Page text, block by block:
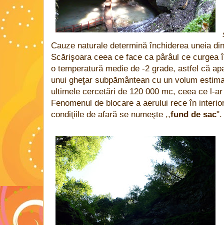
Cauze naturale determină închiderea uneia
Scărişoara ceea ce face ca pârâul ce curgea
o temperatură medie de -2 grade, astfel că
unui gheţar subpământean cu un volum
ultimele cercetări de 120 000 mc, ceea ce l-
Fenomenul de blocare a aerului rece în
condiţiile de afară se numeşte ,,fund de sac".